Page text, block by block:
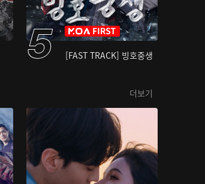
[FAST TRACK] 빙호중생
더보기